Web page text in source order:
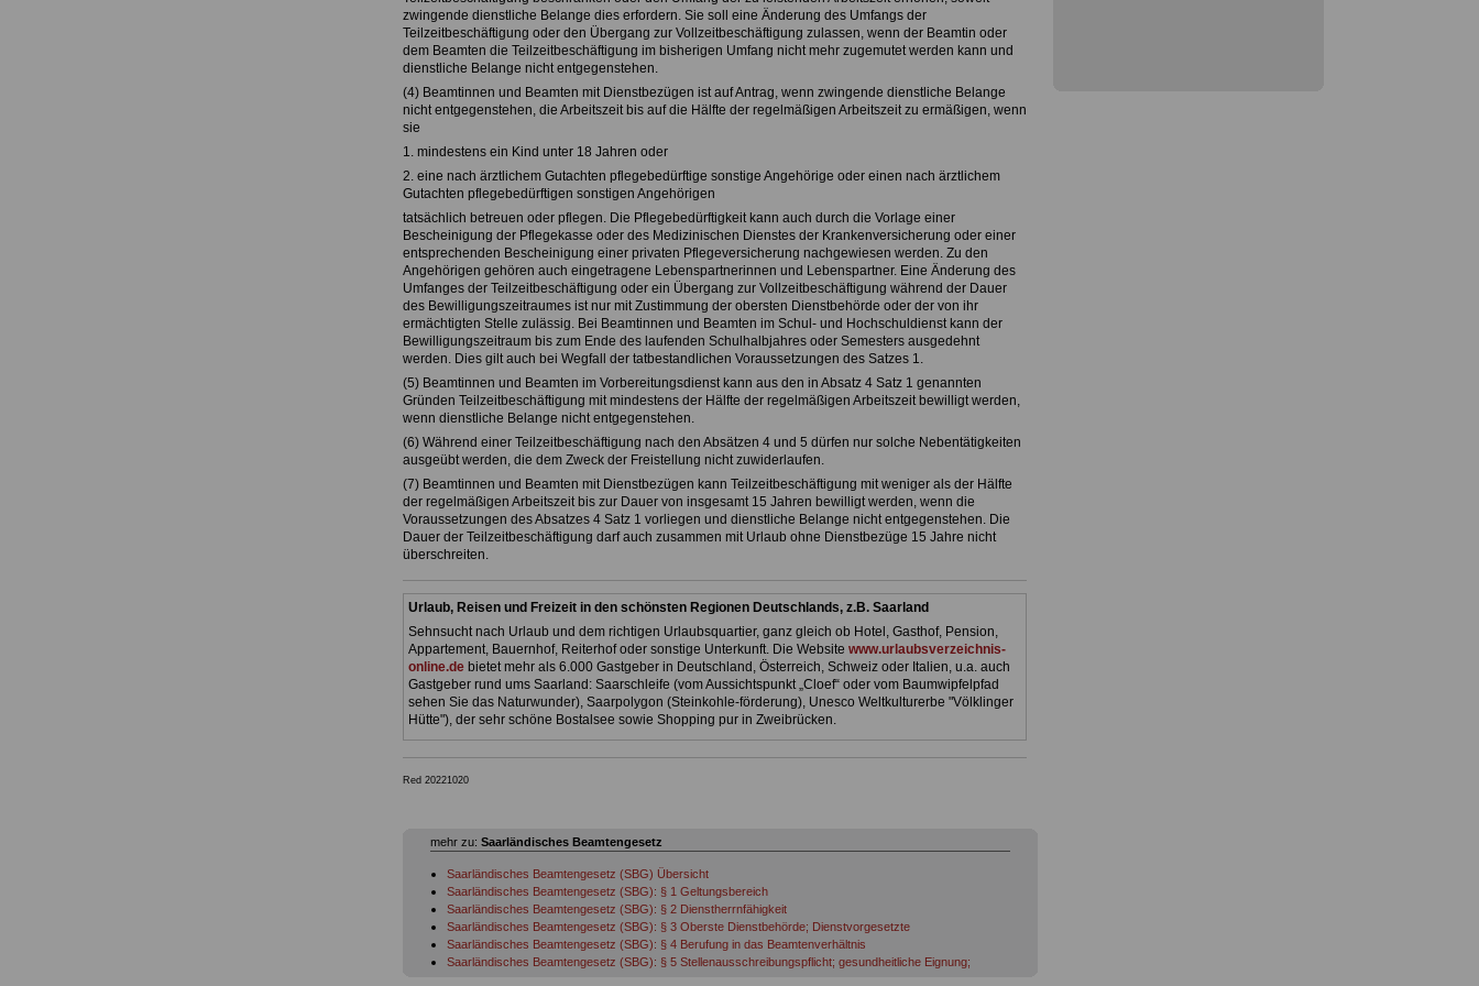
zwingende dienstliche Belange dies erfordern. Sie soll eine Änderung des Umfangs der
Teilzeitbeschäftigung oder den Übergang zur Vollzeitbeschäftigung zulassen, wenn der Beamtin oder
dem Beamten die Teilzeitbeschäftigung im bisherigen Umfang nicht mehr zugemutet werden kann und
dienstliche Belange nicht entgegenstehen.
(4) Beamtinnen und Beamten mit Dienstbezügen ist auf Antrag, wenn zwingende dienstliche Belange
nicht entgegenstehen, die Arbeitszeit bis auf die Hälfte der regelmäßigen Arbeitszeit zu ermäßigen, wenn
sie
1. mindestens ein Kind unter 18 Jahren oder
2. eine nach ärztlichem Gutachten pflegebedürftige sonstige Angehörige oder einen nach ärztlichem
Gutachten pflegebedürftigen sonstigen Angehörigen
tatsächlich betreuen oder pflegen. Die Pflegebedürftigkeit kann auch durch die Vorlage einer
Bescheinigung der Pflegekasse oder des Medizinischen Dienstes der Krankenversicherung oder einer
entsprechenden Bescheinigung einer privaten Pflegeversicherung nachgewiesen werden. Zu den
Angehörigen gehören auch eingetragene Lebenspartnerinnen und Lebenspartner. Eine Änderung des
Umfanges der Teilzeitbeschäftigung oder ein Übergang zur Vollzeitbeschäftigung während der Dauer
des Bewilligungszeitraumes ist nur mit Zustimmung der obersten Dienstbehörde oder der von ihr
ermächtigten Stelle zulässig. Bei Beamtinnen und Beamten im Schul- und Hochschuldienst kann der
Bewilligungszeitraum bis zum Ende des laufenden Schulhalbjahres oder Semesters ausgedehnt
werden. Dies gilt auch bei Wegfall der tatbestandlichen Voraussetzungen des Satzes 1.
(5) Beamtinnen und Beamten im Vorbereitungsdienst kann aus den in Absatz 4 Satz 1 genannten
Gründen Teilzeitbeschäftigung mit mindestens der Hälfte der regelmäßigen Arbeitszeit bewilligt werden,
wenn dienstliche Belange nicht entgegenstehen.
(6) Während einer Teilzeitbeschäftigung nach den Absätzen 4 und 5 dürfen nur solche Nebentätigkeiten
ausgeübt werden, die dem Zweck der Freistellung nicht zuwiderlaufen.
(7) Beamtinnen und Beamten mit Dienstbezügen kann Teilzeitbeschäftigung mit weniger als der Hälfte
der regelmäßigen Arbeitszeit bis zur Dauer von insgesamt 15 Jahren bewilligt werden, wenn die
Voraussetzungen des Absatzes 4 Satz 1 vorliegen und dienstliche Belange nicht entgegenstehen. Die
Dauer der Teilzeitbeschäftigung darf auch zusammen mit Urlaub ohne Dienstbezüge 15 Jahre nicht
überschreiten.
Urlaub, Reisen und Freizeit in den schönsten Regionen Deutschlands, z.B. Saarland
Sehnsucht nach Urlaub und dem richtigen Urlaubsquartier, ganz gleich ob Hotel, Gasthof, Pension,
Appartement, Bauernhof, Reiterhof oder sonstige Unterkunft. Die Website www.urlaubsverzeichnis-
online.debietet mehr als 6.000 Gastgeber in Deutschland, Österreich, Schweiz oder Italien, u.a. auch
Gastgeber rund ums Saarland: Saarschleife (vom Aussichtspunkt „Cloef“ oder vom Baumwipfelpfad
sehen Sie das Naturwunder), Saarpolygon (Steinkohle-förderung), Unesco Weltkulturerbe "Völklinger
Hütte"), der sehr schöne Bostalsee sowie Shopping pur in Zweibrücken.
Red 20221020
mehr zu: Saarländisches Beamtengesetz
Saarländisches Beamtengesetz (SBG) Übersicht
Saarländisches Beamtengesetz (SBG): § 1 Geltungsbereich
Saarländisches Beamtengesetz (SBG): § 2 Dienstherrnfähigkeit
Saarländisches Beamtengesetz (SBG): § 3 Oberste Dienstbehörde; Dienstvorgesetzte
Saarländisches Beamtengesetz (SBG): § 4 Berufung in das Beamtenverhältnis
Saarländisches Beamtengesetz (SBG): § 5 Stellenausschreibungspflicht; gesundheitliche Eignung;